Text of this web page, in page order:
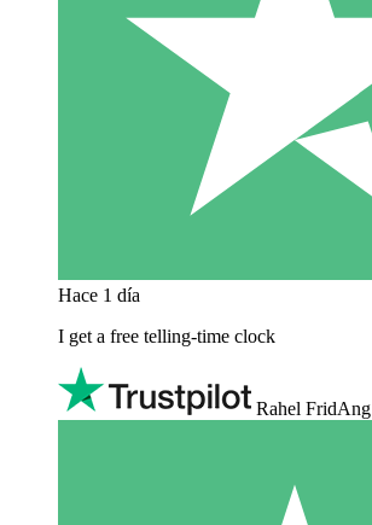
Hace 1 día
I get a free telling-time clock
Rahel FridAng